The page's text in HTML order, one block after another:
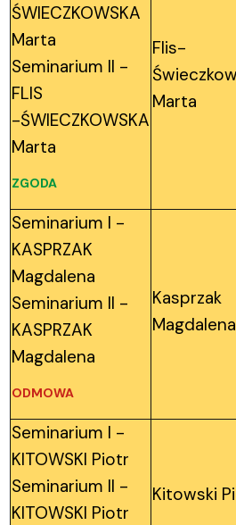
ŚWIECZKOWSKA
Marta
Seminarium II -
FLIS
-ŚWIECZKOWSKA
Marta
ZGODA
Flis-
Marta
Seminarium I -
KASPRZAK
Magdalena
Seminarium II -
KASPRZAK
Magdalena
ODMOWA
Kasprzak
Magdalena
Seminarium I -
KITOWSKI Piotr
Seminarium II -
KITOWSKI Piotr
Kitowski